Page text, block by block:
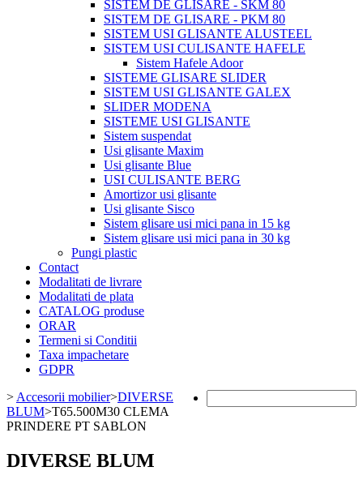
SISTEM DE GLISARE - SKM 80
SISTEM DE GLISARE - PKM 80
SISTEM USI GLISANTE ALUSTEEL
SISTEM USI CULISANTE HAFELE
Sistem Hafele Adoor
SISTEME GLISARE SLIDER
SISTEM USI GLISANTE GALEX
SLIDER MODENA
SISTEME USI GLISANTE
Sistem suspendat
Usi glisante Maxim
Usi glisante Blue
USI CULISANTE BERG
Amortizor usi glisante
Usi glisante Sisco
Sistem glisare usi mici pana in 15 kg
Sistem glisare usi mici pana in 30 kg
Pungi plastic
Contact
Modalitati de livrare
Modalitati de plata
CATALOG produse
ORAR
Termeni si Conditii
Taxa impachetare
GDPR
> Accesorii mobilier>DIVERSE
BLUM>T65.500M30 CLEMA
PRINDERE PT SABLON
DIVERSE BLUM